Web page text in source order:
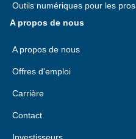
Outils numériques pour les pros
A propos de nous
A propos de nous
Offres d'emploi
Carrière
Contact